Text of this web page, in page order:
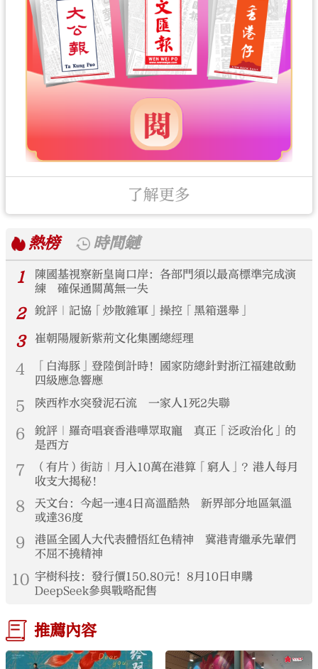
了解更多
熱榜
時間鏈
1
陳國基視察新皇崗口岸：各部門須以最高標準完成演
練 確保通關萬無一失
2 銳評｜記協「炒散雜軍」操控「黑箱選舉」
3 崔朝陽履新紫荊文化集團總經理
4
「白海豚」登陸倒計時！國家防總針對浙江福建啟動
四級應急響應
5 陝西柞水突發泥石流 一家人1死2失聯
6
銳評｜羅奇唱衰香港嘩眾取寵 真正「泛政治化」的
是西方
7
（有片）街訪｜月入10萬在港算「窮人」？港人每月
收支大揭秘！
8
天文台：今起一連4日高溫酷熱 新界部分地區氣溫
或達36度
9
港區全國人大代表體悟紅色精神 冀港青繼承先輩們
不屈不撓精神
10 宇樹科技：發行價150.80元！8月10日申購
DeepSeek參與戰略配售
推薦內容